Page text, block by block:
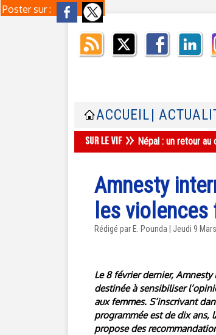
Poster sur :
ACCUEIL |
Népal : un retour
Amnesty
les
Rédigé par E. Pounda | Jeudi 9
Le 8 février dernier,
destinée à sensibiliser
aux femmes. S’inscrivant
programmée est de dix ans,
propose des